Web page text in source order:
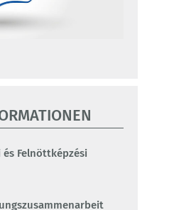
és Felnöttképzési